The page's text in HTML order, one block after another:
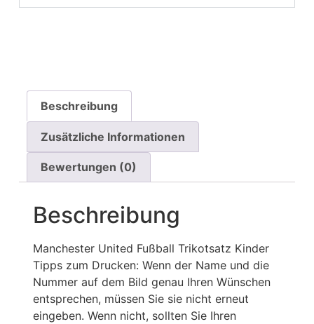
Beschreibung
Zusätzliche Informationen
Bewertungen (0)
Beschreibung
Manchester United Fußball Trikotsatz Kinder
Tipps zum Drucken: Wenn der Name und die
Nummer auf dem Bild genau Ihren Wünschen
entsprechen, müssen Sie sie nicht erneut
eingeben. Wenn nicht, sollten Sie Ihren